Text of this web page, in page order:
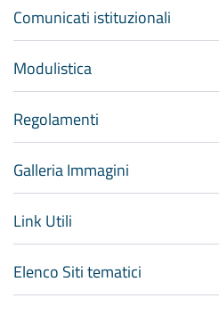
Comunicati istituzionali
Modulistica
Regolamenti
Galleria Immagini
Link Utili
Elenco Siti tematici